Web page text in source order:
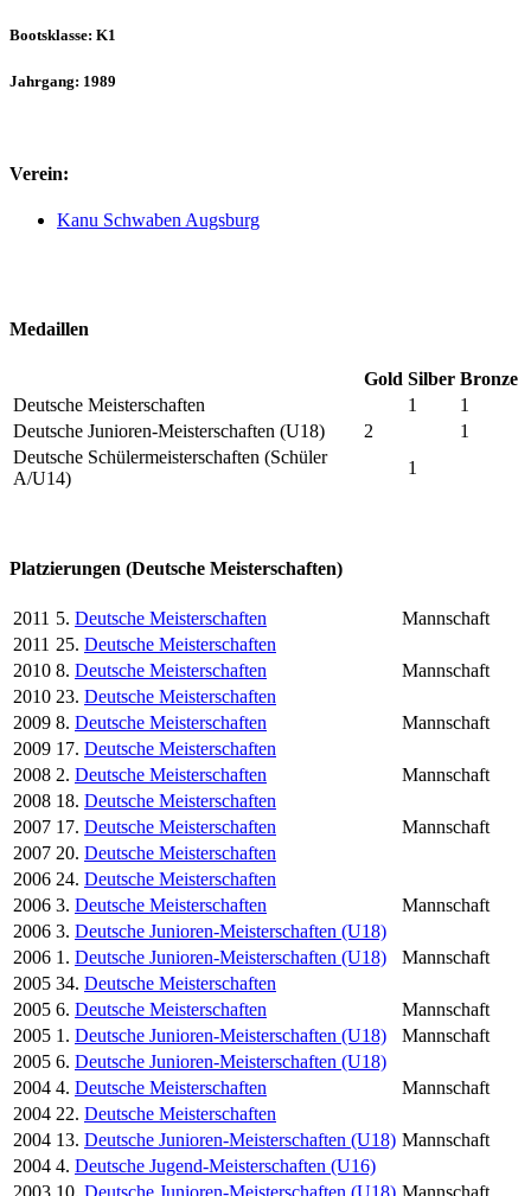
Bootsklasse: K1
Jahrgang: 1989
Verein:
Kanu Schwaben Augsburg
Medaillen
Gold Silber Bronze
Deutsche Meisterschaften
1
1
Deutsche Junioren-Meisterschaften (U18)
2
1
Deutsche Schülermeisterschaften (Schüler
A/U14)
1
Platzierungen (Deutsche Meisterschaften)
2011 5. Deutsche Meisterschaften
Mannschaft
2011 25. Deutsche Meisterschaften
2010 8. Deutsche Meisterschaften
Mannschaft
2010 23. Deutsche Meisterschaften
2009 8. Deutsche Meisterschaften
Mannschaft
2009 17. Deutsche Meisterschaften
2008 2. Deutsche Meisterschaften
Mannschaft
2008 18. Deutsche Meisterschaften
2007 17. Deutsche Meisterschaften
Mannschaft
2007 20. Deutsche Meisterschaften
2006 24. Deutsche Meisterschaften
2006 3. Deutsche Meisterschaften
Mannschaft
2006 3. Deutsche Junioren-Meisterschaften (U18)
2006 1. Deutsche Junioren-Meisterschaften (U18)
Mannschaft
2005 34. Deutsche Meisterschaften
2005 6. Deutsche Meisterschaften
Mannschaft
2005 1. Deutsche Junioren-Meisterschaften (U18)
Mannschaft
2005 6. Deutsche Junioren-Meisterschaften (U18)
2004 4. Deutsche Meisterschaften
Mannschaft
2004 22. Deutsche Meisterschaften
2004 13. Deutsche Junioren-Meisterschaften (U18) Mannschaft
2004 4. Deutsche Jugend-Meisterschaften (U16)